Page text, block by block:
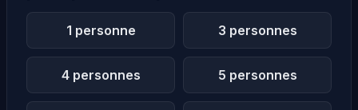
1 personne 3 personnes
4 personnes 5 personnes